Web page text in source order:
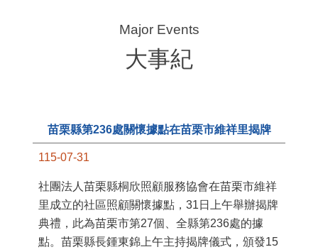
大事紀
苗栗縣第236處關懷據點在苗栗市維祥里揭牌
115-07-31
社團法人苗栗縣桐欣照顧服務協會在苗栗市維祥
里成立的社區照顧關懷據點，31日上午舉辦揭牌
典禮，此為苗栗市第27個、全縣第236處的據
點。苗栗縣長鍾東錦上午主持揭牌儀式，頒發15